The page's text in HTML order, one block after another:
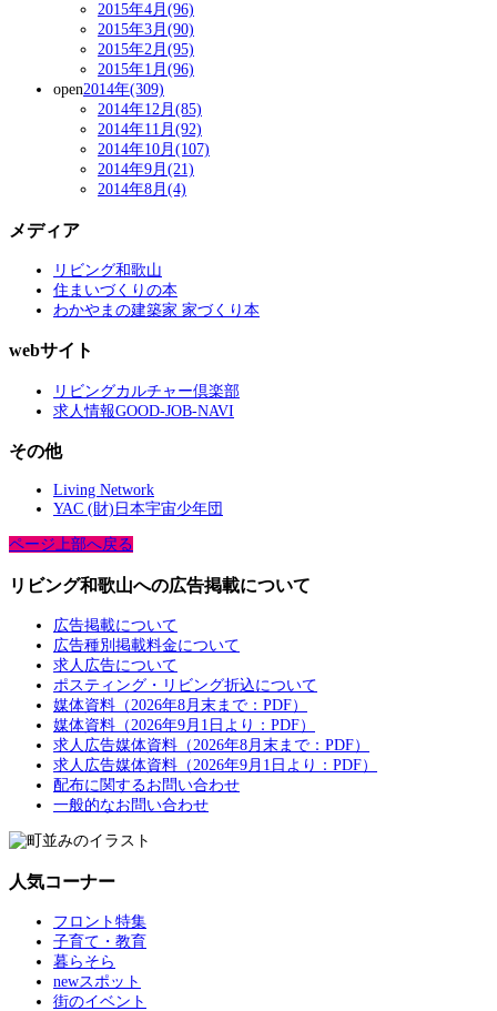
2015年4月(96)
2015年3月(90)
2015年2月(95)
2015年1月(96)
open2014年(309)
2014年12月(85)
2014年11月(92)
2014年10月(107)
2014年9月(21)
2014年8月(4)
メディア
リビング和歌山
住まいづくりの本
わかやまの建築家 家づくり本
webサイト
リビングカルチャー倶楽部
求人情報GOOD-JOB-NAVI
その他
Living Network
YAC (財)日本宇宙少年団
ページ上部へ戻る
リビング和歌山への広告掲載について
広告掲載について
広告種別掲載料金について
求人広告について
ポスティング・リビング折込について
媒体資料（2026年8月末まで：PDF）
媒体資料（2026年9月1日より：PDF）
求人広告媒体資料（2026年8月末まで：PDF）
求人広告媒体資料（2026年9月1日より：PDF）
配布に関するお問い合わせ
一般的なお問い合わせ
人気コーナー
フロント特集
子育て・教育
暮らそら
newスポット
街のイベント